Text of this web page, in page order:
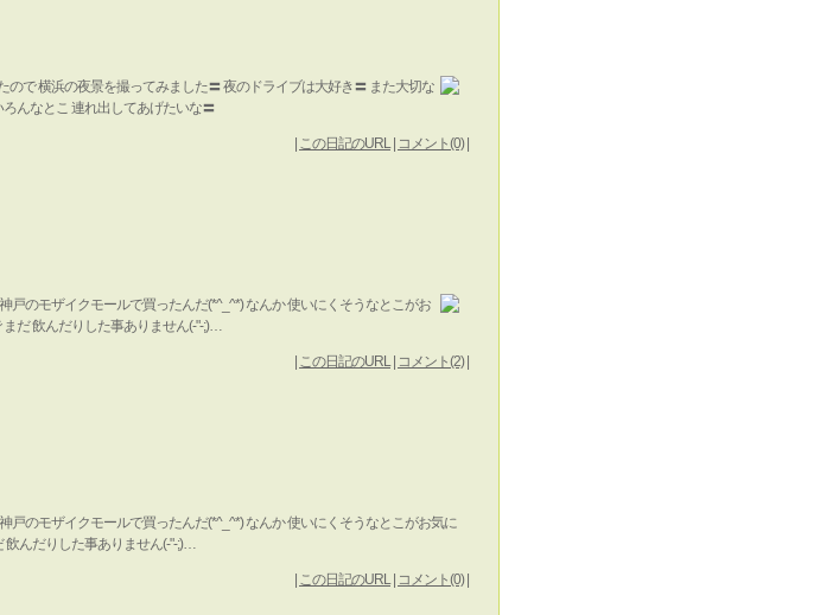
ので 横浜の夜景を撮ってみました〓 夜のドライブは大好き〓 また大切な
ろんなとこ 連れ出してあげたいな〓
この日記のURL| コメント(0)|
戸のモザイクモールで買ったんだ(*^_^*) なんか 使いにくそうなとこがお
だ 飲んだりした事ありません(-"-;)…
この日記のURL| コメント(2)|
戸のモザイクモールで買ったんだ(*^_^*) なんか 使いにくそうなとこがお気に
飲んだりした事ありません(-"-;)…
この日記のURL| コメント(0)|